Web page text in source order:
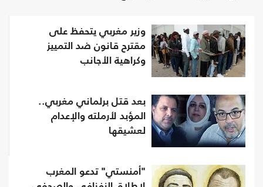
وزير مغربي يتحفظ على
مقترح قانون ضد التمييز
وكراهية الأجانب
بعد قتل برلماني مغربي..
المؤبد لأرملته والإعدام
لعشيقها
"أمنستي" تدعو المغرب